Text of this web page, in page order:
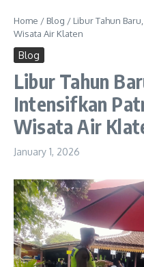
Home / Blog / Libur Tahun
Wisata Air Klaten
Blog
Libur Tahun
Intensifkan
Wisata Air
January 1, 2026